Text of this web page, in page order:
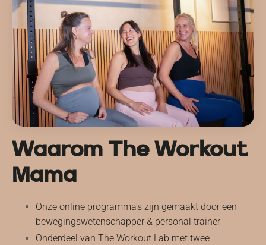
Waarom The Workout
Mama
Onze online programma's zijn gemaakt door een
bewegingswetenschapper & personal trainer
Onderdeel van The Workout Lab met twee